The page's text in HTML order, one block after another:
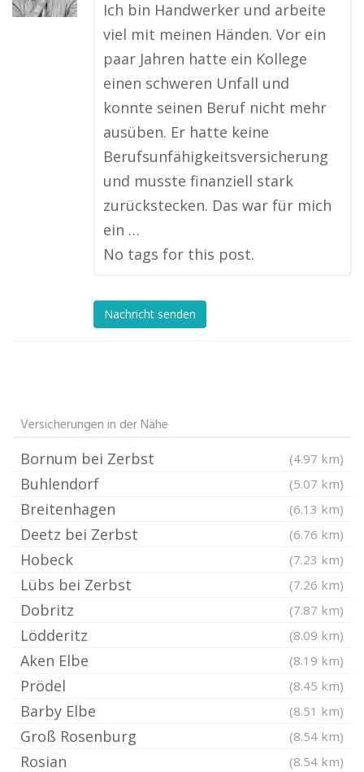
Ich bin Handwerker und arbeite
viel mit meinen Händen. Vor ein
paar Jahren hatte ein Kollege
einen schweren Unfall und
konnte seinen Beruf nicht mehr
ausüben. Er hatte keine
Berufsunfähigkeitsversicherung
und musste finanziell stark
zurückstecken. Das war für mich
ein …
No tags for this post.
Nachricht senden
Versicherungen in der Nähe
Bornum bei Zerbst (4.97 km)
Buhlendorf (5.07 km)
Breitenhagen (6.13 km)
Deetz bei Zerbst (6.76 km)
Hobeck (7.23 km)
Lübs bei Zerbst (7.26 km)
Dobritz (7.87 km)
Lödderitz (8.09 km)
Aken Elbe (8.19 km)
Prödel (8.45 km)
Barby Elbe (8.51 km)
Groß Rosenburg (8.54 km)
Rosian (8.54 km)